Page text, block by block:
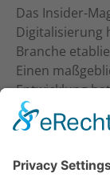
Das Insider-
Digitalisierung
Branche
Einen
Entwicklung
inhaltlichen
Therapeuten